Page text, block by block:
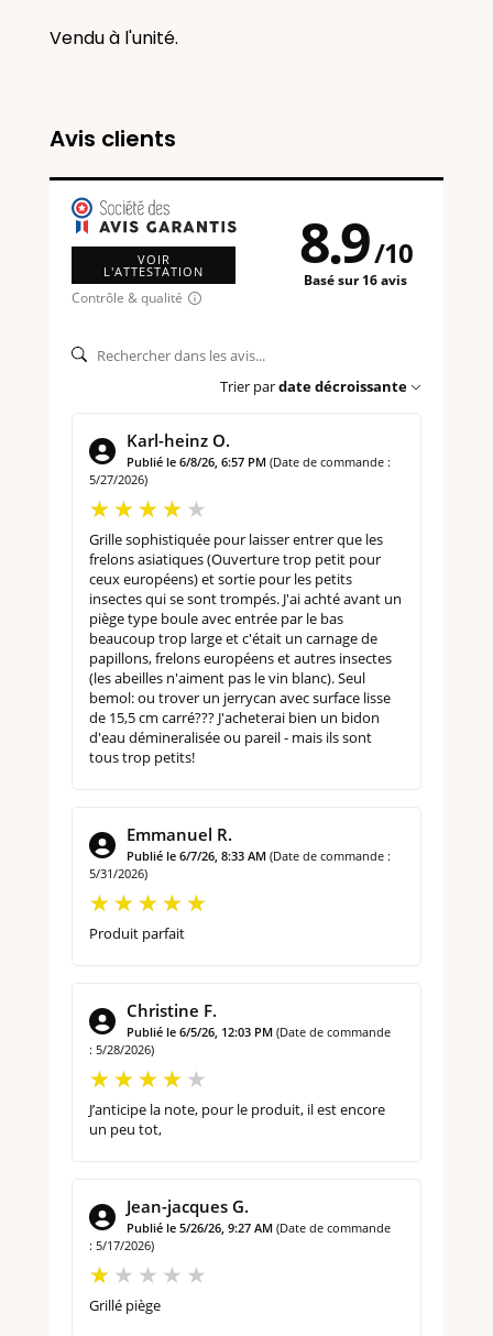
Vendu à l'unité.
Avis clients
VOIR
L'ATTESTATION
Contrôle & qualité
8.9/10
Basé sur 16 avis
Trier pardate décroissante
Karl-heinz O.
Publié le 6/8/26, 6:57 PM (Date de commande :
5/27/2026)
Grille sophistiquée pour laisser entrer que les
frelons asiatiques (Ouverture trop petit pour
ceux européens) et sortie pour les petits
insectes qui se sont trompés. J'ai achté avant un
piège type boule avec entrée par le bas
beaucoup trop large et c'était un carnage de
papillons, frelons européens et autres insectes
(les abeilles n'aiment pas le vin blanc). Seul
bemol: ou trover un jerrycan avec surface lisse
de 15,5 cm carré??? J'acheterai bien un bidon
d'eau démineralisée ou pareil - mais ils sont
tous trop petits!
Emmanuel R.
Publié le 6/7/26, 8:33 AM (Date de commande :
5/31/2026)
Produit parfait
Christine F.
Publié le 6/5/26, 12:03 PM (Date de commande
: 5/28/2026)
J’anticipe la note, pour le produit, il est encore
un peu tot,
Jean-jacques G.
Publié le 5/26/26, 9:27 AM (Date de commande
: 5/17/2026)
Grillé piège